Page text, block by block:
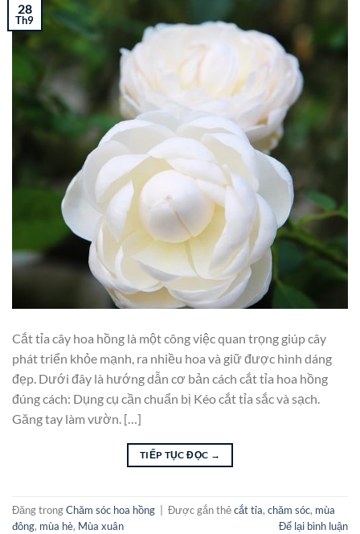
28
Th9
Cắt tỉa cây hoa hồng là một công việc quan trọng giúp cây
phát triển khỏe mạnh, ra nhiều hoa và giữ được hình dáng
đẹp. Dưới đây là hướng dẫn cơ bản cách cắt tỉa hoa hồng
đúng cách: Dụng cụ cần chuẩn bị Kéo cắt tỉa sắc và sạch.
Găng tay làm vườn. […]
TIẾP TỤC ĐỌC →
Đăng trongChăm sóc hoa hồng Được gắn thẻcắt tỉa, chăm sóc, mùa
đông, mùa hè, Mùa xuân Để lại bình luận